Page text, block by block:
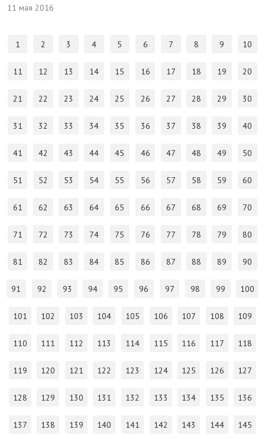
11 мая 2016
1 2 3 4 5 6 7 8 9 10
11 12 13 14 15 16 17 18 19 20
21 22 23 24 25 26 27 28 29 30
31 32 33 34 35 36 37 38 39 40
41 42 43 44 45 46 47 48 49 50
51 52 53 54 55 56 57 58 59 60
61 62 63 64 65 66 67 68 69 70
71 72 73 74 75 76 77 78 79 80
81 82 83 84 85 86 87 88 89 90
91 92 93 94 95 96 97 98 99 100
101 102 103 104 105 106 107 108 109
110 111 112 113 114 115 116 117 118
119 120 121 122 123 124 125 126 127
128 129 130 131 132 133 134 135 136
137 138 139 140 141 142 143 144 145